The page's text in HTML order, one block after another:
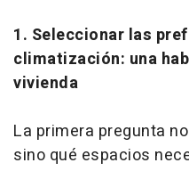
1. Seleccionar las
climatización: una
vivienda
La primera pregunta
sino qué espacios